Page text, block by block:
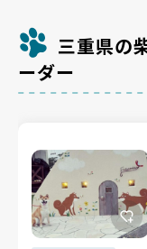
三重県の
ーダー